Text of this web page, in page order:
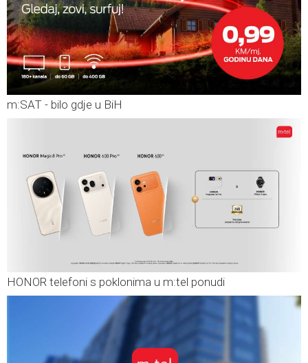
m:SAT - bilo gdje u BiH
HONOR telefoni s poklonima u m:tel ponudi